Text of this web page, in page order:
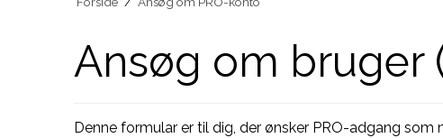
Ansøg om bruger
Denne formular er til dig, der ønsker PRO-adgang